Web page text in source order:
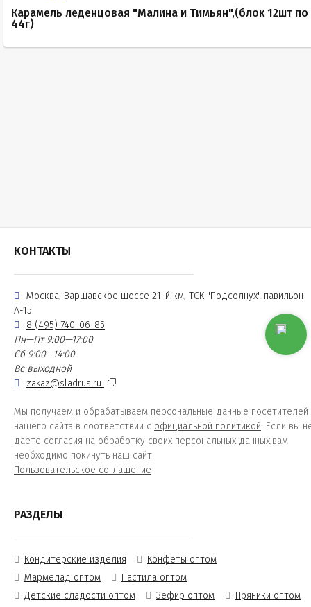
Карамель леденцовая "Малина и Тимьян",(блок 12шт по
44г)
КОНТАКТЫ
Москва, Варшавское шоссе 21-й км, ТСК "Подсолнух" павильон
А-15
8 (495) 740-06-85
Пн—Пт 9:00—17:00
Сб 9:00—14:00
Вс выходной
zakaz@sladrus.ru
Мы получаем и обрабатываем персональные данные посетителей
нашего сайта в соответствии с официальной политикой. Если вы
даете согласия на обработку своих персональных данных,вам
необходимо покинуть наш сайт.
Пользовательское соглашение
РАЗДЕЛЫ
Кондитерские изделия
Конфеты оптом
Мармелад оптом
Пастила оптом
Детские сладости оптом
Зефир оптом
Пряники оптом